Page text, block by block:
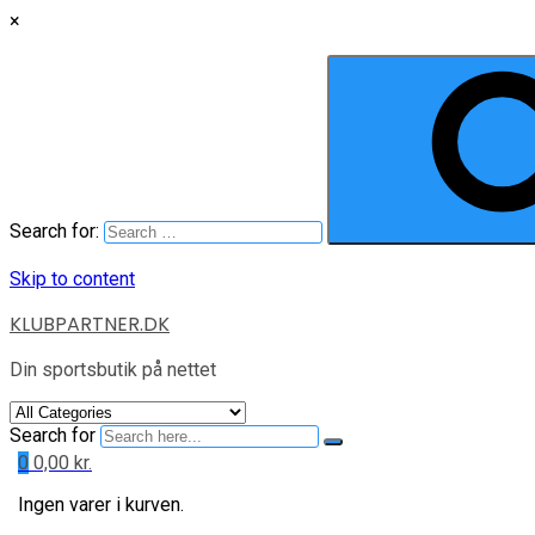
×
Search for:
Skip to content
KLUBPARTNER.DK
Din sportsbutik på nettet
Search for
0 0,00 kr.
Ingen varer i kurven.